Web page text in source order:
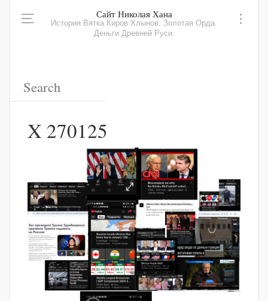
Сайт Николая Хана
История Вятка Киров Хлынов. Золотая Орда.
Деньги Древней Руси.
X 270125